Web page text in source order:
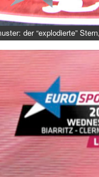
der “explodierte”